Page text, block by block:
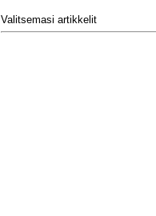
Valitsemasi artikkelit